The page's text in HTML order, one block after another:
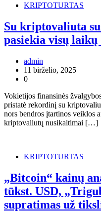
KRIPTOTURTAS
Su kriptovaliuta
pasiekia visų
admin
11 birželio, 2025
0
Vokietijos finansinės
pristatė rekordinį su
nors bendros įtartinos veiklos
kriptovaliutų nusikaltimai […]
KRIPTOTURTAS
„Bitcoin“ kainų
tūkst. USD,
supratimas už